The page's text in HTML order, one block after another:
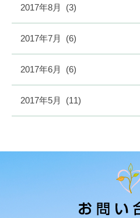
2017年8月 (3)
2017年7月 (6)
2017年6月 (6)
2017年5月 (11)